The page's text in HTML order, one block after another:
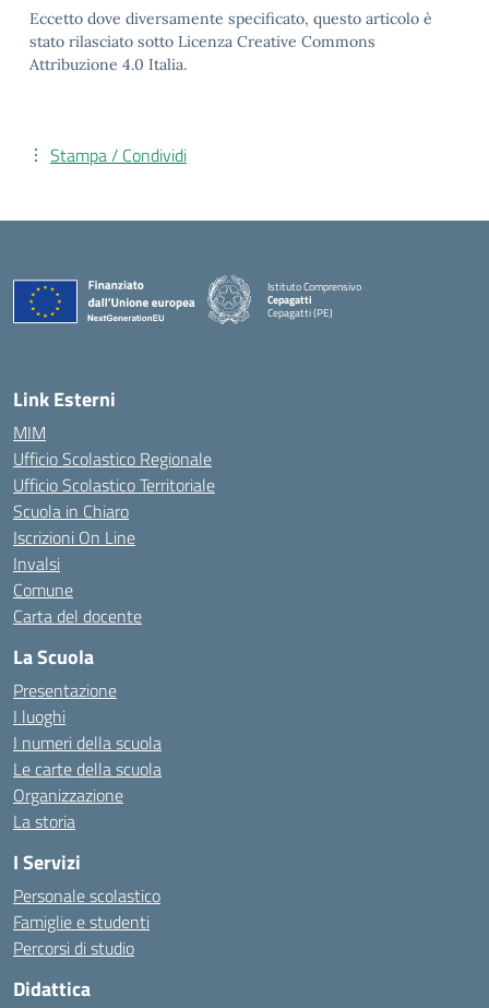
Eccetto dove diversamente specificato, questo articolo è
stato rilasciato sotto Licenza Creative Commons
Attribuzione 4.0 Italia.
Stampa / Condividi
Istituto Comprensivo
Cepagatti
Cepagatti (PE)
— Visita la pagina iniziale della scuola
Link Esterni
MIM
Ufficio Scolastico Regionale
Ufficio Scolastico Territoriale
Scuola in Chiaro
Iscrizioni On Line
Invalsi
Comune
Carta del docente
La Scuola
Presentazione
I luoghi
I numeri della scuola
Le carte della scuola
Organizzazione
La storia
I Servizi
Personale scolastico
Famiglie e studenti
Percorsi di studio
Didattica